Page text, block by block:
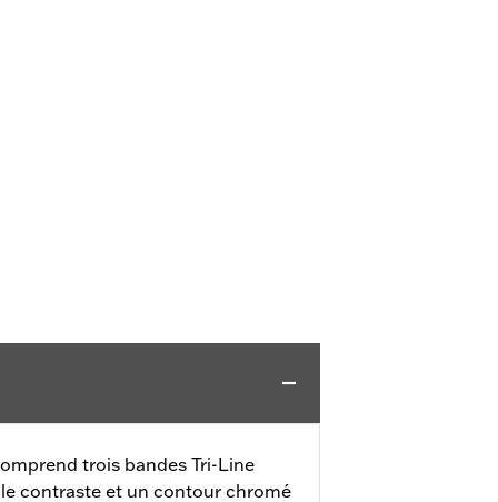
trois bandes Tri-Line
contraste et un contour chromé